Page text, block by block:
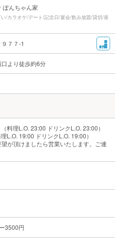
ぽんちゃん家
/カラオケ/デート/記念日/宴会/飲み放題/貸切/座
７７-1
より徒歩約6分
料理L.O. 23:00 ドリンクL.O. 23:00）
L.O. 19:00 ドリンクL.O. 19:00）
が頂けましたら営業いたします。ご連
3500円